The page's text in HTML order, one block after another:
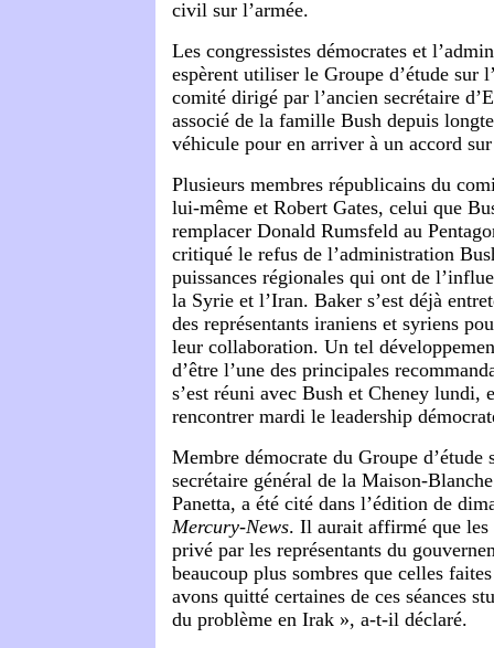
civil sur l’armée.
Les congressistes démocrates et
espèrent utiliser le Groupe d’étude sur
comité dirigé par l’ancien secrétaire
associé de la famille Bush depuis
véhicule pour en arriver à un accord
Plusieurs membres républicains du
lui-même et Robert Gates, celui que
remplacer Donald Rumsfeld au
critiqué le refus de l’administration
puissances régionales qui ont de
la Syrie et l’Iran. Baker s’est déjà
des représentants iraniens et syriens
leur collaboration. Un tel
d’être l’une des principales
s’est réuni avec Bush et Cheney lundi,
rencontrer mardi le leadership
Membre démocrate du Groupe d’étude
secrétaire général de la Maison-
Panetta, a été cité dans l’édition de
Mercury-News. Il aurait affirmé que les
privé par les représentants du
beaucoup plus sombres que celles
avons quitté certaines de ces séances
du problème en Irak », a-t-il déclaré.